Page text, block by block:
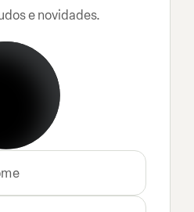
e novidades.